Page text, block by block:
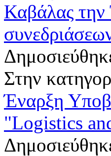
Καβάλας την
Στην
Έναρξη
"Logistics